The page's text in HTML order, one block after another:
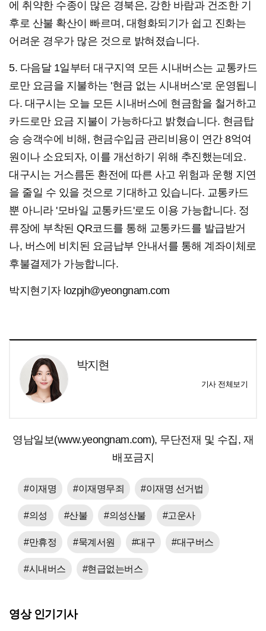
에 취약한 수종이 많은 경북은, 강한 바람과 건조한 기
후로 산불 확산이 빠르며, 대형화되기가 쉽고 진화는
어려운 경우가 많은 것으로 밝혀졌습니다.
5. 다음달 1일부터 대구지역 모든 시내버스는 교통카드
로만 요금을 지불하는 '현금 없는 시내버스'로 운영됩니
다. 대구시는 오늘 모든 시내버스에 현금함을 철거하고
카드로만 요금 지불이 가능하다고 밝혔습니다. 현금탑
승 승객수에 비해, 현금수입금 관리비용이 연간 8억여
원이나 소요되자, 이를 개선하기 위해 추진했는데요.
대구시는 거스름돈 환전에 따른 사고 위험과 운행 지연
을 줄일 수 있을 것으로 기대하고 있습니다. 교통카드
뿐 아니라 '모바일 교통카드'로도 이용 가능합니다. 정
류장에 부착된 QR코드를 통해 교통카드를 발급받거
나, 버스에 비치된 요금납부 안내서를 통해 계좌이체로
후불결제가 가능합니다.
박지현기자 lozpjh@yeongnam.com
박지현
기사 전체보기
영남일보(www.yeongnam.com), 무단전재 및 수집, 재
배포금지
#이재명 #이재명무죄 #이재명 선거법
#의성 #산불 #의성산불 #고운사
#만휴정 #묵계서원 #대구 #대구버스
#시내버스 #현급없는버스
영상 인기기사